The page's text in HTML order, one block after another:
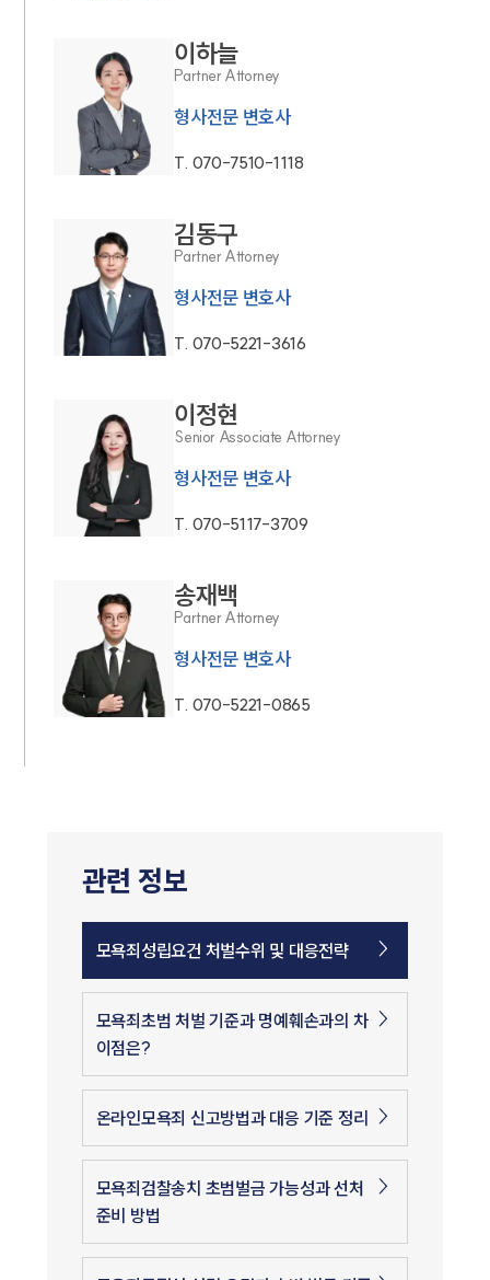
만화로 보는 사례
이하늘
Partner Attorney
형사전문 변호사
T. 070-7510-1118
김동구
Partner Attorney
형사전문 변호사
T. 070-5221-3616
이정현
Senior Associate Attorney
형사전문 변호사
T. 070-5117-3709
송재백
Partner Attorney
형사전문 변호사
T. 070-5221-0865
관련 정보
모욕죄성립요건 처벌수위 및 대응전략
모욕죄초범 처벌 기준과 명예훼손과의 차
이점은?
온라인모욕죄 신고방법과 대응 기준 정리
모욕죄검찰송치 초범벌금 가능성과 선처
준비 방법